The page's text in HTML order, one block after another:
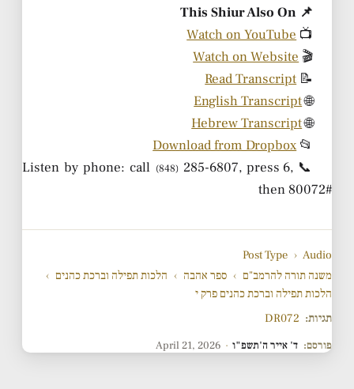
📌 This Shiur Also On
📺
Watch on YouTube
🎬
Watch on Website
📝
Read Transcript
🌐
English Transcript
🌐
Hebrew Transcript
📂
Download from Dropbox
📞 Listen by phone: call
(848)285-6807, press 6,
then 80072#
Post Type › Audio
משנה תורה להרמב"ם › ספר אהבה › הלכות תפילה וברכת כהנים ›
הלכות תפילה וברכת כהנים פרק י
תגיות: DR072
פורסם: ד' אייר ה'תשפ"ו ·
April 21, 2026